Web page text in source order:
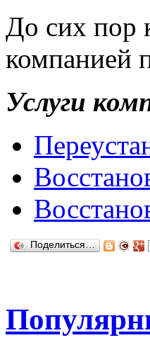
До сих пор
компанией
Услуги
Поделиться…